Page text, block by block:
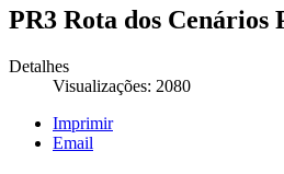
PR3 Rota dos Cenários
Detalhes
Visualizações: 2080
Imprimir
Email